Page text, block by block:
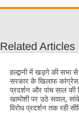
c
b
o
o
k
it
r
C
at
Related Articles
हल्द्वानी में खड़गे की सभा
सरकार के खिलाफ कांग्रेस
प्रदर्शन और पांच साल की
खामोशी पर उठे सवाल,
विरोध प्रदर्शन तक रही